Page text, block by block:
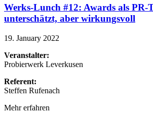
Werks-Lunch #12: Awards als PR-
unterschätzt, aber wirkungsvoll
19. January 2022
Veranstalter:
Probierwerk Leverkusen
Referent:
Steffen Rufenach
Mehr erfahren